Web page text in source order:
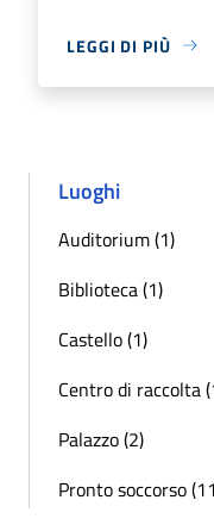
LEGGI DI PIÙ
Luoghi
Auditorium (1)
Biblioteca (1)
Castello (1)
Centro di raccolta
Palazzo (2)
Pronto soccorso